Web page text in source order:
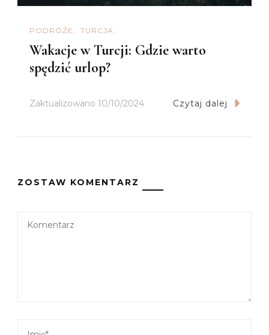
PODRÓŻE TURCJA
Wakacje w Turcji: Gdzie warto
spędzić urlop?
Zaktualizowano 10/10/2024 Czytaj dalej
ZOSTAW KOMENTARZ